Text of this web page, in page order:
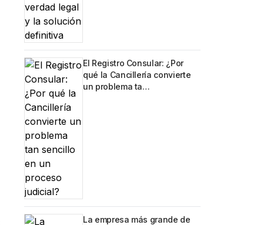
El Registro Consular: ¿Por
qué la Cancillería convierte
un problema ta…
La empresa más grande de